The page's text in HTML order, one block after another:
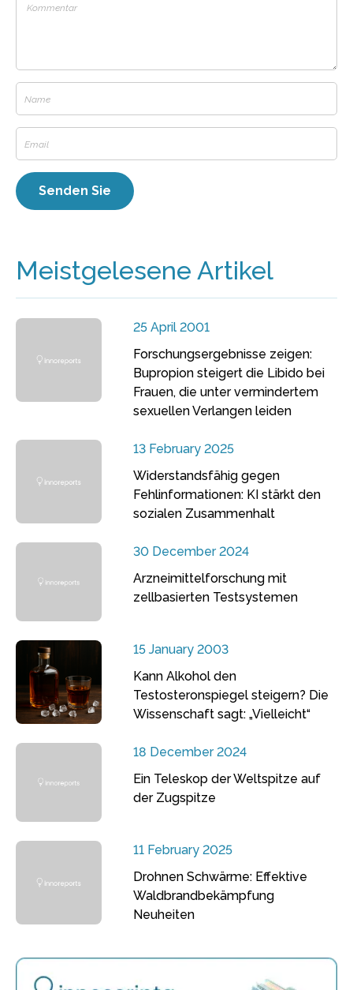
Meistgelesene Artikel
25 April 2001
Forschungsergebnisse zeigen:
Bupropion steigert die Libido bei
Frauen, die unter vermindertem
sexuellen Verlangen leiden
13 February 2025
Widerstandsfähig gegen
Fehlinformationen: KI stärkt den
sozialen Zusammenhalt
30 December 2024
Arzneimittelforschung mit
zellbasierten Testsystemen
15 January 2003
Kann Alkohol den
Testosteronspiegel steigern? Die
Wissenschaft sagt: „Vielleicht“
18 December 2024
Ein Teleskop der Weltspitze auf
der Zugspitze
11 February 2025
Drohnen Schwärme: Effektive
Waldbrandbekämpfung
Neuheiten